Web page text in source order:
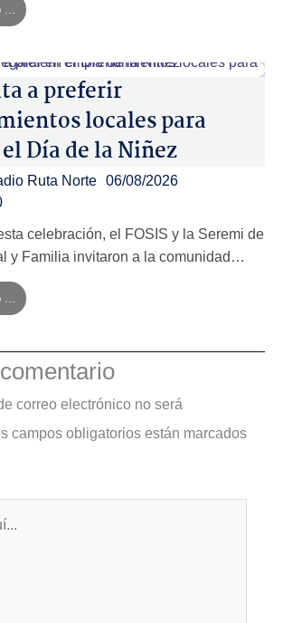
a preferir
locales para
Día de la Niñez
Ruta Norte 06/08/2026
celebración, el FOSIS y la Seremi de
y Familia invitaron a la comunidad…
...
correo electrónico no será
campos obligatorios están marcados